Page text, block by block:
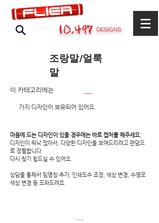
10,497 DESIGNS
조랑말/얼룩
말
이 카테고리에는 .....
​가지 디자인이 보유되어 있어요.
마음에 드는 디자인이 있을 경우에는 바로 캡처를 해주세요.
디자인이 워낙 많아서, 다양한 디자인을 보여드리려고 랜덤으
로 정렬합니다.
​다시 찾기 힘드실 수 있어요.
상담을 통해서 팀명칭 추가, 인쇄도수 조정, 색상 변경, 수영모
색상 변경 등 도와드려요.
.....